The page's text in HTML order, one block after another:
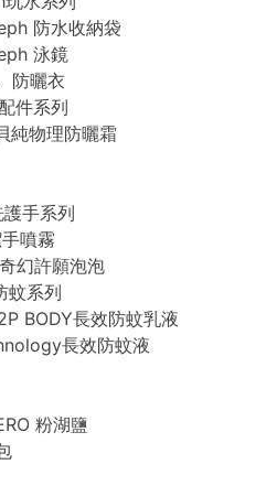
防水收納袋
泳鏡
防曬衣
件系列
純物理防曬霜
手系列
噴霧
幻許願泡泡
蚊系列
BODY長效防蚊乳液
長效防蚊液
粉湖鹽